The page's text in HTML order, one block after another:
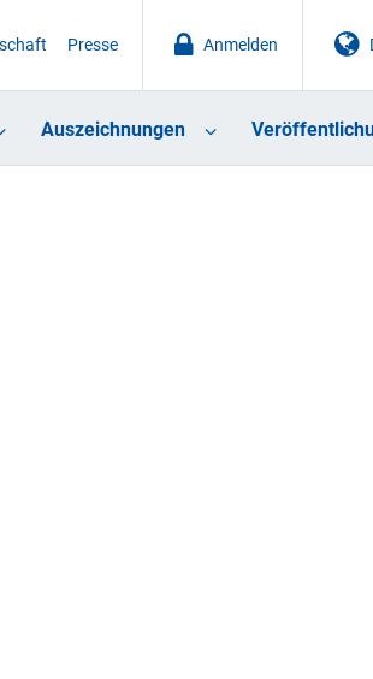
Anmelden
Presse
Auszeichnungen